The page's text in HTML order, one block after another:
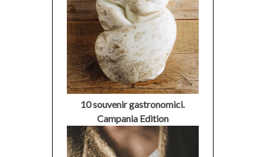
10 souvenir gastronomici.
Campania Edition